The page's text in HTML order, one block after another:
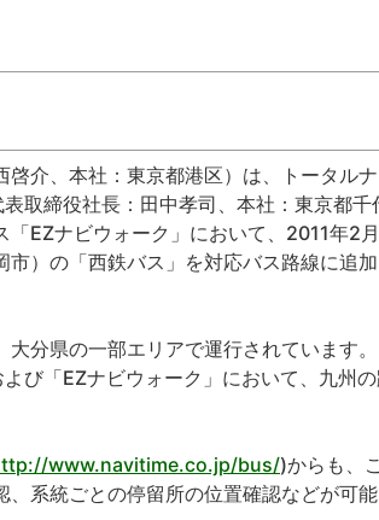
介、本社：東京都港区）は、トータル
取締役社長：田中孝司、本社：東京都千
EZナビウォーク」において、2011年2
）の「西鉄バス」を対応バス路線に追
分県の一部エリアで運行されています。
び「EZナビウォーク」において、九州
www.navitime.co.jp/bus/)からも、
系統ごとの停留所の位置確認などが可能